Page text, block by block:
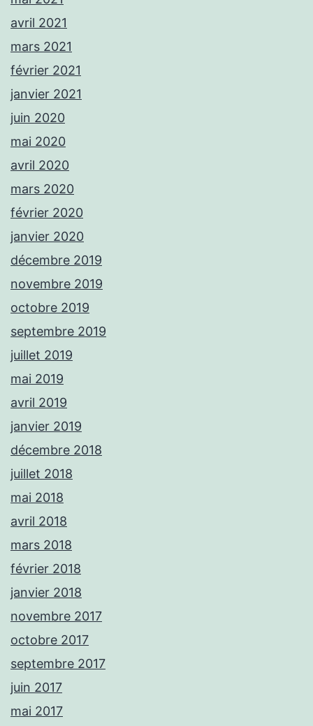
avril 2021
mars 2021
février 2021
janvier 2021
juin 2020
mai 2020
avril 2020
mars 2020
février 2020
janvier 2020
décembre 2019
novembre 2019
octobre 2019
septembre 2019
juillet 2019
mai 2019
avril 2019
janvier 2019
décembre 2018
juillet 2018
mai 2018
avril 2018
mars 2018
février 2018
janvier 2018
novembre 2017
octobre 2017
septembre 2017
juin 2017
mai 2017